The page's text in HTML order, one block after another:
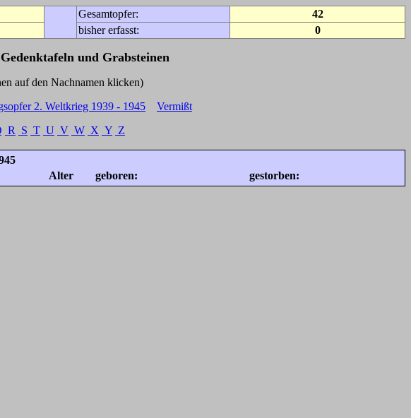
Gesamtopfer:
42
bisher erfasst: 0
und Grabsteinen
Nachnamen klicken)
2. Weltkrieg 1939 - 1945
Vermißt
R S T U V W X Y Z
Alter geboren:
gestorben: